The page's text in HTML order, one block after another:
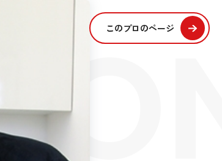
このプロのページ